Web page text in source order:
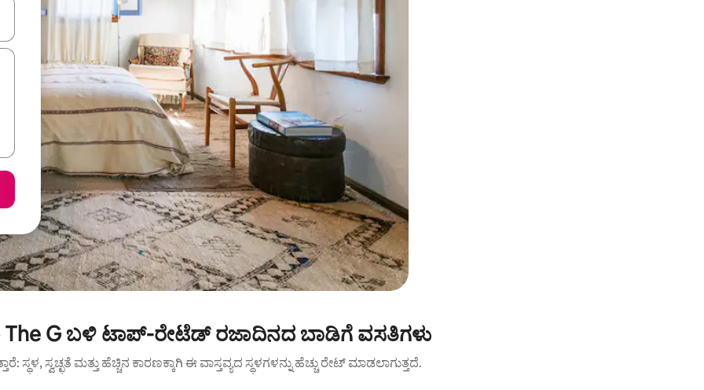
ನ್ಯಾವಿಗೇಟ್ ಮಾಡಿ ಅಥವಾ ಸ್ಪರ್ಶ ಅಥವಾ ಸ್ವೈಪ್ ಗೆಸ್ಚರ್‌ಗಳ ಮೂಲಕ ಅನ್ವೇಷಿಸಿ.
The G ಬಳಿ ಟಾಪ್-ರೇಟೆಡ್ ರಜಾದಿನದ ಬಾಡಿಗೆ ವಸತಿಗಳು
ಸ್ಥಳ, ಸ್ವಚ್ಛತೆ ಮತ್ತು ಹೆಚ್ಚಿನ ಕಾರಣಕ್ಕಾಗಿ ಈ ವಾಸ್ತವ್ಯದ ಸ್ಥಳಗಳನ್ನು ಹೆಚ್ಚು ರೇಟ್ ಮಾಡಲಾಗುತ್ತದೆ.